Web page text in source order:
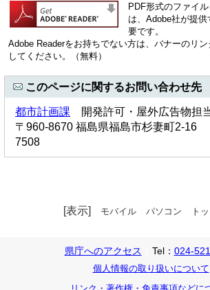
PDF形式のファイ
は、Adobe社が提
要です。
Adobe Readerをお持ちでない方は、バナーのリ
してください。（無料）
このページに関するお問い合わせ先
都市計画課 開発許可・屋外広告物担
〒960-8670 福島県福島市杉妻町2-16
7508
[表示] モバイル パソコン ト
県庁へのアクセス Tel： 024-
個人情報の取り扱いについて